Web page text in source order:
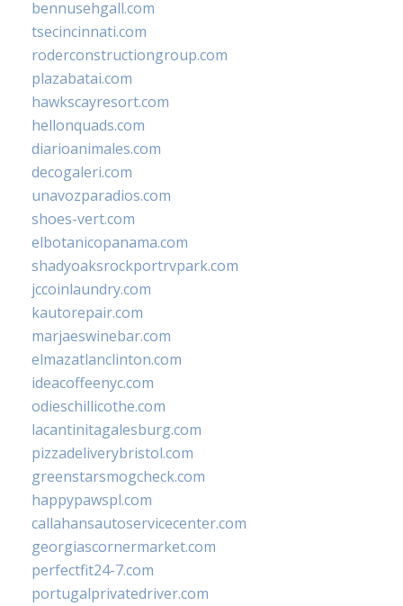
bennusehgall.com
tsecincinnati.com
roderconstructiongroup.com
plazabatai.com
hawkscayresort.com
hellonquads.com
diarioanimales.com
decogaleri.com
unavozparadios.com
shoes-vert.com
elbotanicopanama.com
shadyoaksrockportrvpark.com
jccoinlaundry.com
kautorepair.com
marjaeswinebar.com
elmazatlanclinton.com
ideacoffeenyc.com
odieschillicothe.com
lacantinitagalesburg.com
pizzadeliverybristol.com
greenstarsmogcheck.com
happypawspl.com
callahansautoservicecenter.com
georgiascornermarket.com
perfectfit24-7.com
portugalprivatedriver.com